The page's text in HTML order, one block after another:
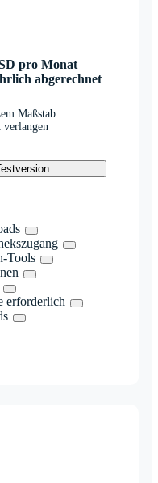
pro Monat
abgerechnet
Maßstab
verlangen
Tools
erforderlich